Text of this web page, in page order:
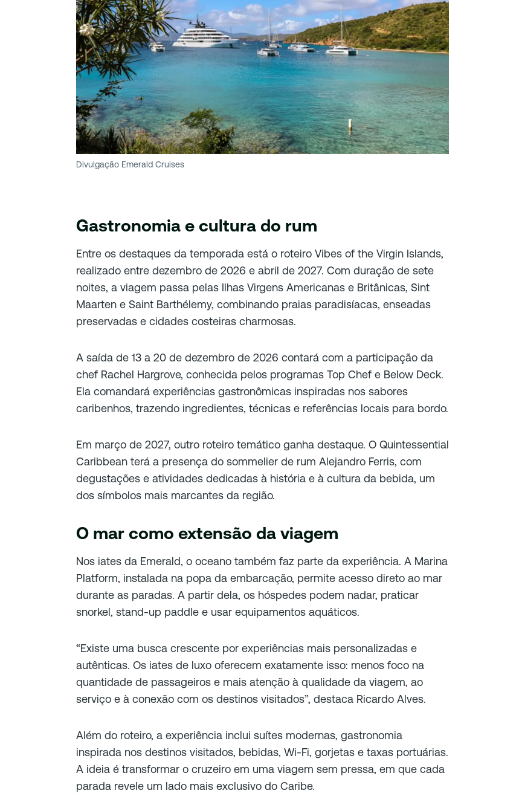
Divulgação Emerald Cruises
Gastronomia e cultura do rum
Entre os destaques da temporada está o roteiro Vibes of the Virgin Islands,
realizado entre dezembro de 2026 e abril de 2027. Com duração de sete
noites, a viagem passa pelas Ilhas Virgens Americanas e Britânicas, Sint
Maarten e Saint Barthélemy, combinando praias paradisíacas, enseadas
preservadas e cidades costeiras charmosas.
A saída de 13 a 20 de dezembro de 2026 contará com a participação da
chef Rachel Hargrove, conhecida pelos programas Top Chef e Below Deck.
Ela comandará experiências gastronômicas inspiradas nos sabores
caribenhos, trazendo ingredientes, técnicas e referências locais para bordo.
Em março de 2027, outro roteiro temático ganha destaque. O Quintessential
Caribbean terá a presença do sommelier de rum Alejandro Ferris, com
degustações e atividades dedicadas à história e à cultura da bebida, um
dos símbolos mais marcantes da região.
O mar como extensão da viagem
Nos iates da Emerald, o oceano também faz parte da experiência. A Marina
Platform, instalada na popa da embarcação, permite acesso direto ao mar
durante as paradas. A partir dela, os hóspedes podem nadar, praticar
snorkel, stand-up paddle e usar equipamentos aquáticos.
“Existe uma busca crescente por experiências mais personalizadas e
autênticas. Os iates de luxo oferecem exatamente isso: menos foco na
quantidade de passageiros e mais atenção à qualidade da viagem, ao
serviço e à conexão com os destinos visitados”, destaca Ricardo Alves.
Além do roteiro, a experiência inclui suítes modernas, gastronomia
inspirada nos destinos visitados, bebidas, Wi-Fi, gorjetas e taxas portuárias.
A ideia é transformar o cruzeiro em uma viagem sem pressa, em que cada
parada revele um lado mais exclusivo do Caribe.